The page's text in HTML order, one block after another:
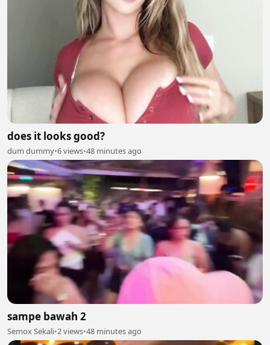
does it looks good?
dum dummy•6 views•48 minutes ago
sampe bawah 2
Semox Sekali•2 views•48 minutes ago